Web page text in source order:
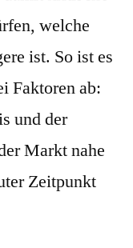
welche
ist. So ist es
Faktoren ab:
und der
Markt nahe
Zeitpunkt